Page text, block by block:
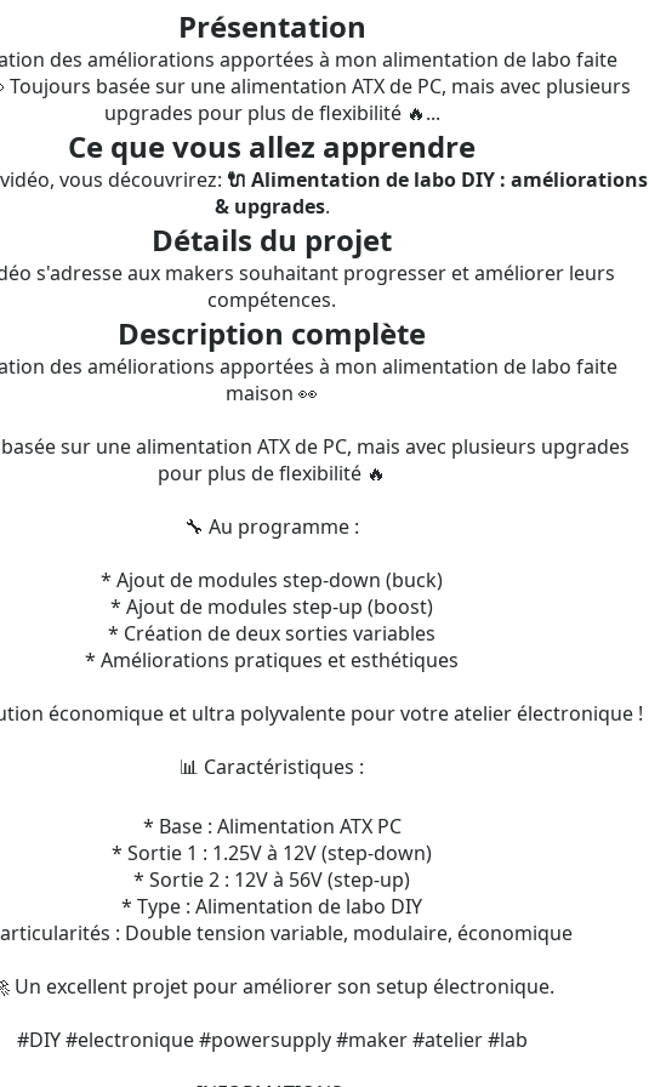
Présentation
des améliorations apportées à mon alimentation de labo faite
Toujours basée sur une alimentation ATX de PC, mais avec plusieurs
upgrades pour plus de flexibilité 🔥...
Ce que vous allez apprendre
vous découvrirez: 🔌 Alimentation de labo DIY : améliorations
& upgrades.
Détails du projet
s'adresse aux makers souhaitant progresser et améliorer leurs
compétences.
Description complète
des améliorations apportées à mon alimentation de labo faite
maison 👀
sur une alimentation ATX de PC, mais avec plusieurs upgrades
pour plus de flexibilité 🔥
🔧 Au programme :
* Ajout de modules step-down (buck)
* Ajout de modules step-up (boost)
* Création de deux sorties variables
* Améliorations pratiques et esthétiques
économique et ultra polyvalente pour votre atelier électronique !
📊 Caractéristiques :
* Base : Alimentation ATX PC
* Sortie 1 : 1.25V à 12V (step-down)
* Sortie 2 : 12V à 56V (step-up)
* Type : Alimentation de labo DIY
: Double tension variable, modulaire, économique
Un excellent projet pour améliorer son setup électronique.
#DIY #electronique #powersupply #maker #atelier #lab